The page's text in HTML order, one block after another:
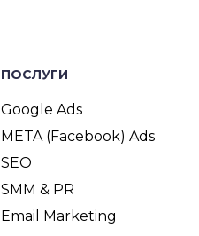
ПОСЛУГИ
Google Ads
META (Facebook) Ads
SEO
SMM & PR
Email Marketing